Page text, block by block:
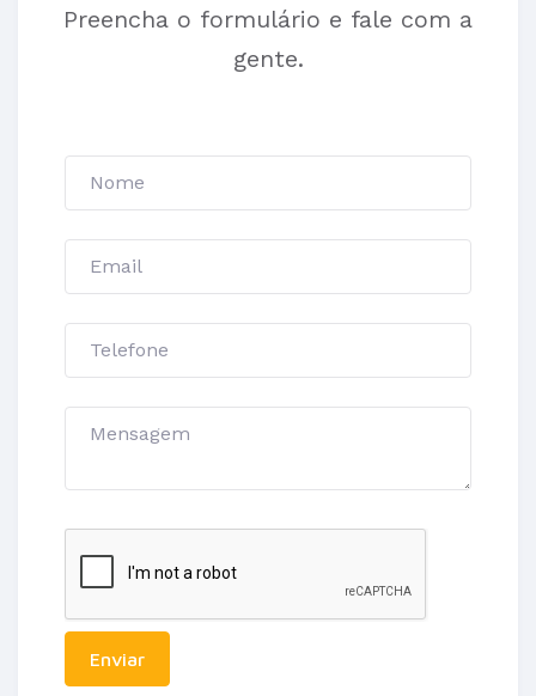
Preencha o formulário e fale com a
gente.
Enviar